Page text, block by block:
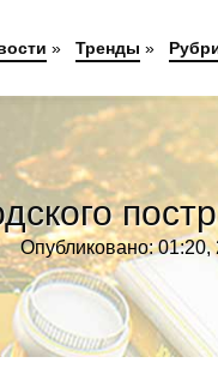
Опубликовано: 01:20,
» Тренды »